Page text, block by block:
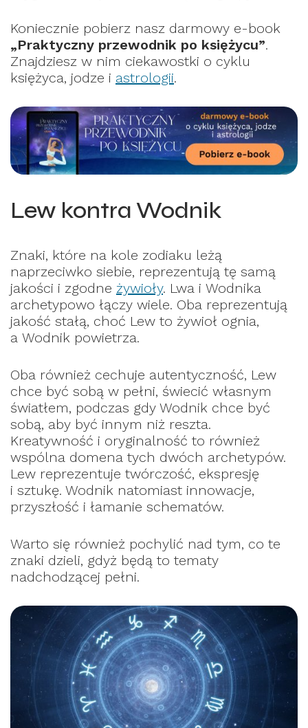
Koniecznie pobierz nasz darmowy e-book
„Praktyczny przewodnik po księżycu”.
Znajdziesz w nim ciekawostki o cyklu
księżyca, jodze i astrologii.
Lew kontra Wodnik
Znaki, które na kole zodiaku leżą
naprzeciwko siebie, reprezentują tę samą
jakości i zgodne żywioły. Lwa i Wodnika
archetypowo łączy wiele. Oba reprezentują
jakość stałą, choć Lew to żywioł ognia,
a Wodnik powietrza.
Oba również cechuje autentyczność, Lew
chce być sobą w pełni, świecić własnym
światłem, podczas gdy Wodnik chce być
sobą, aby być innym niż reszta.
Kreatywność i oryginalność to również
wspólna domena tych dwóch archetypów.
Lew reprezentuje twórczość, ekspresję
i sztukę. Wodnik natomiast innowacje,
przyszłość i łamanie schematów.
Warto się również pochylić nad tym, co te
znaki dzieli, gdyż będą to tematy
nadchodzącej pełni.